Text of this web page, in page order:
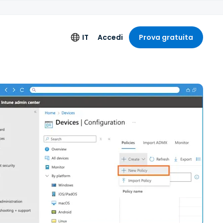
aggiuntivi
estesa
Ingegneria
IT
Lingua
English
Deutsch
Français
Italiano
Nederlands
Português
简体中文
Accedi Prova gratuita